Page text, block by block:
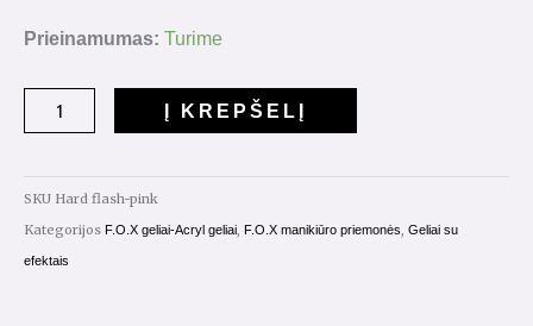
Prieinamumas: Turime
produkto
Gel
Pink
15ml.
Į KREPŠELĮ
SKU Hard flash-pink
Kategorijos F.O.X geliai-Acryl geliai, F.O.X manikiūro priemonės, Geliai su
efektais